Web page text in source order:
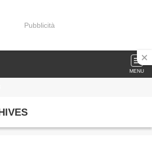
Pubblicità
MENU